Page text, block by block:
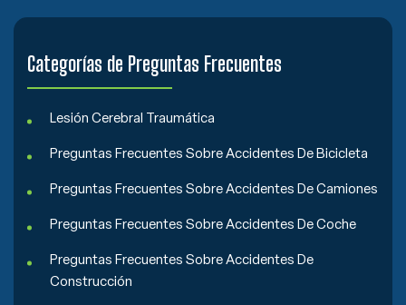
Categorías de Preguntas Frecuentes
Lesión Cerebral Traumática
Preguntas Frecuentes Sobre Accidentes De Bicicleta
Preguntas Frecuentes Sobre Accidentes De Camiones
Preguntas Frecuentes Sobre Accidentes De Coche
Preguntas Frecuentes Sobre Accidentes De
Construcción